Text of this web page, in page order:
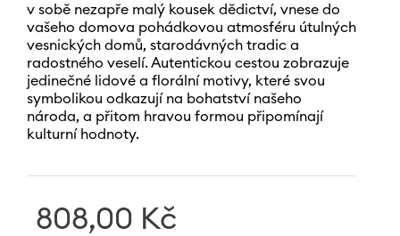
v sobě nezapře malý kousek dědictví, vnese do
vašeho domova pohádkovou atmosféru útulných
vesnických domů, starodávných tradic a
radostného veselí. Autentickou cestou zobrazuje
jedinečné lidové a florální motivy, které svou
symbolikou odkazují na bohatství našeho
národa, a přitom hravou formou připomínají
kulturní hodnoty.
808,00 Kč